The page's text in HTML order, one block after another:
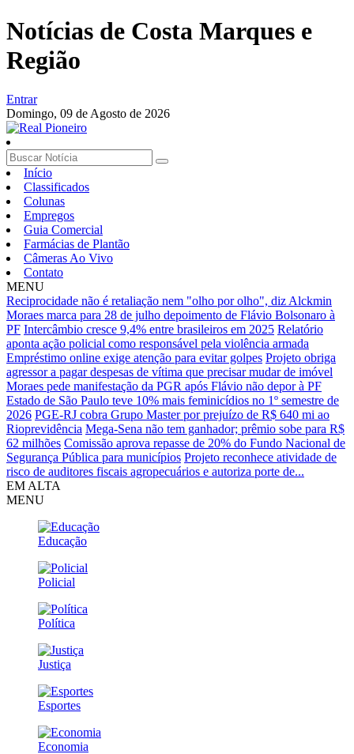
Notícias de Costa Marques e
Região
Entrar
Domingo, 09 de Agosto de 2026
Início
Classificados
Colunas
Empregos
Guia Comercial
Farmácias de Plantão
Câmeras Ao Vivo
Contato
MENU
Reciprocidade não é retaliação nem "olho por olho", diz Alckmin
Moraes marca para 28 de julho depoimento de Flávio Bolsonaro à
PF Intercâmbio cresce 9,4% entre brasileiros em 2025 Relatório
aponta ação policial como responsável pela violência armada
Empréstimo online exige atenção para evitar golpes Projeto obriga
agressor a pagar despesas de vítima que precisar mudar de imóvel
Moraes pede manifestação da PGR após Flávio não depor à PF
Estado de São Paulo teve 10% mais feminicídios no 1º semestre de
2026 PGE-RJ cobra Grupo Master por prejuízo de R$ 640 mi ao
Rioprevidência Mega-Sena não tem ganhador; prêmio sobe para R$
62 milhões Comissão aprova repasse de 20% do Fundo Nacional de
Segurança Pública para municípios Projeto reconhece atividade de
risco de auditores fiscais agropecuários e autoriza porte de...
EM ALTA
MENU
Educação
Policial
Política
Justiça
Esportes
Economia